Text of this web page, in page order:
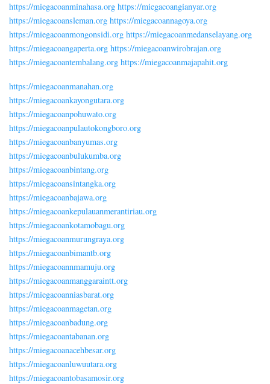
https://miegacoanminahasa.org https://miegacoangianyar.org
https://miegacoansleman.org https://miegacoannagoya.org
https://miegacoanmongonsidi.org https://miegacoanmedanselayang.org
https://miegacoangaperta.org https://miegacoanwirobrajan.org
https://miegacoantembalang.org https://miegacoanmajapahit.org
https://miegacoanmanahan.org
https://miegacoankayongutara.org
https://miegacoanpohuwato.org
https://miegacoanpulautokongboro.org
https://miegacoanbanyumas.org
https://miegacoanbulukumba.org
https://miegacoanbintang.org
https://miegacoansintangka.org
https://miegacoanbajawa.org
https://miegacoankepulauanmerantiriau.org
https://miegacoankotamobagu.org
https://miegacoanmurungraya.org
https://miegacoanbimantb.org
https://miegacoannmamuju.org
https://miegacoanmanggaraintt.org
https://miegacoanniasbarat.org
https://miegacoanmagetan.org
https://miegacoanbadung.org
https://miegacoantabanan.org
https://miegacoanacehbesar.org
https://miegacoanluwuutara.org
https://miegacoantobasamosir.org